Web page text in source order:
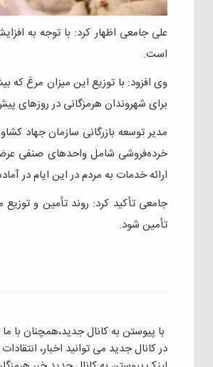
علی جامعی اظهار کرد: با توجه به
است.
وی افزود: با توزیع این میزان مرغ که
برای شهروندان هرمزگانی در روزهای
مدیر توسعه بازرگانی سازمان جهاد
خرده‌فروشی شامل واحدهای صنفی عرضه
ارائه خدمات به مردم در این ایام در
جامعی تأکید کرد: روند تأمین و
تأمین شود.
با پیوستن به کانال جدید،همچنان با
در کانال جدید می توانید اخبار،